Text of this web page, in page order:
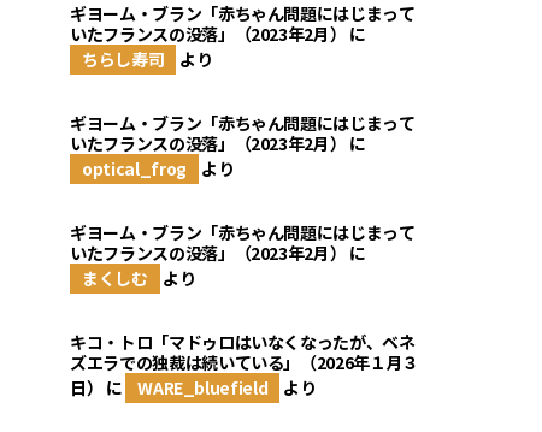
ギヨーム・ブラン「赤ちゃん問題にはじまって
いたフランスの没落」（2023年2月） に
ちらし寿司
より
ギヨーム・ブラン「赤ちゃん問題にはじまって
いたフランスの没落」（2023年2月） に
optical_frog
より
ギヨーム・ブラン「赤ちゃん問題にはじまって
いたフランスの没落」（2023年2月） に
まくしむ
より
キコ・トロ「マドゥロはいなくなったが、ベネ
ズエラでの独裁は続いている」（2026年１月３
日） に WARE_bluefield より